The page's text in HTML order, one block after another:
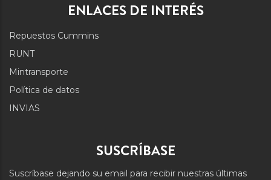
ENLACES DE INTERÉS
Repuestos Cummins
RUNT
Mintransporte
Política de datos
INVIAS
SUSCRÍBASE
Suscríbase dejando su email para recibir nuestras últimas